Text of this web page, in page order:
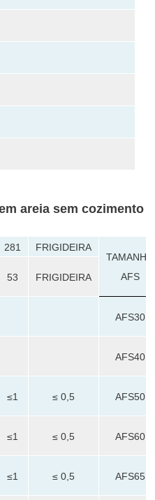
areia sem cozimento
281
FRIGIDEIRA
TAMANHO
AFS
53 FRIGIDEIRA
AFS30
AFS40
≤1 ≤ 0,5 AFS50
≤1 ≤ 0,5 AFS60
≤1 ≤ 0,5 AFS65